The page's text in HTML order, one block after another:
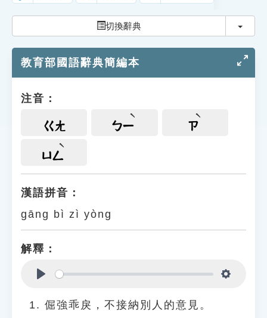
索引選單
單字索引
遊戲專區
教學應用
貓頭鷹博士
切換辭典 切換
教育部國語辭典簡編本
注音：
ㄍㄤ ㄅㄧ ㄗ
ㄩㄥ
漢語拼音：
gāng bì zì yòng
解釋：
倔強乖戾，不接納別人的意見。